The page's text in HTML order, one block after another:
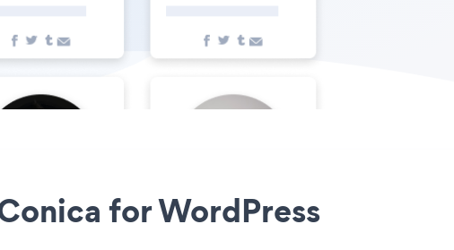
Conica for WordPress